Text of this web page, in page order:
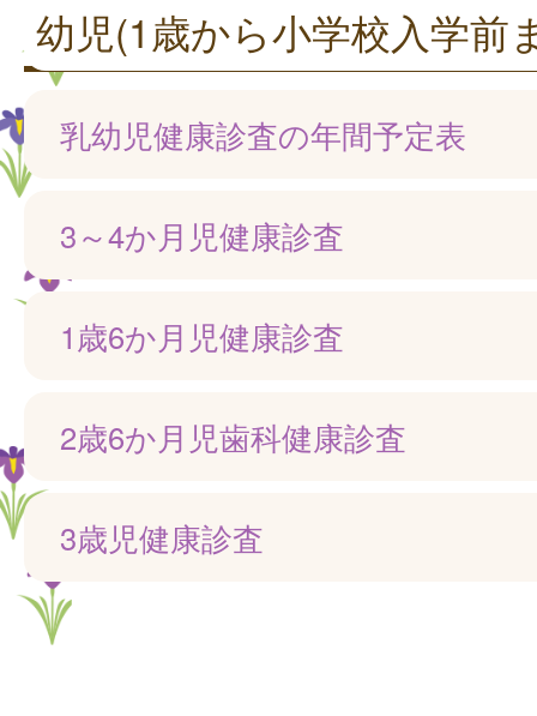
幼児(1歳から小学校入学前
乳幼児健康診査の年間予定表
3～4か月児健康診査
1歳6か月児健康診査
2歳6か月児歯科健康診査
3歳児健康診査